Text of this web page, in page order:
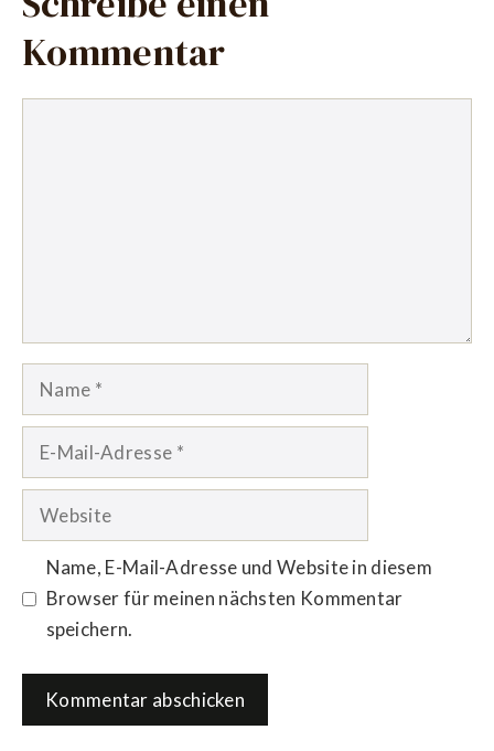
Kommentar
Name
Mail-
Adresse
Website
Name, E-Mail-Adresse und Website in diesem
Browser für meinen nächsten Kommentar
speichern.